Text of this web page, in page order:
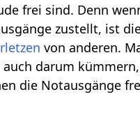
frei sind. Denn
zustellt, ist
von anderen.
darum
die Notausgänge